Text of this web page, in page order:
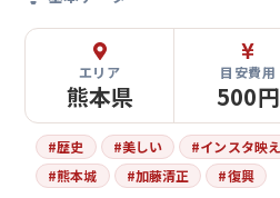
エリア
熊本県
目安費用
500円
#歴史 #美しい #インスタ映え
#熊本城 #加藤清正 #復興